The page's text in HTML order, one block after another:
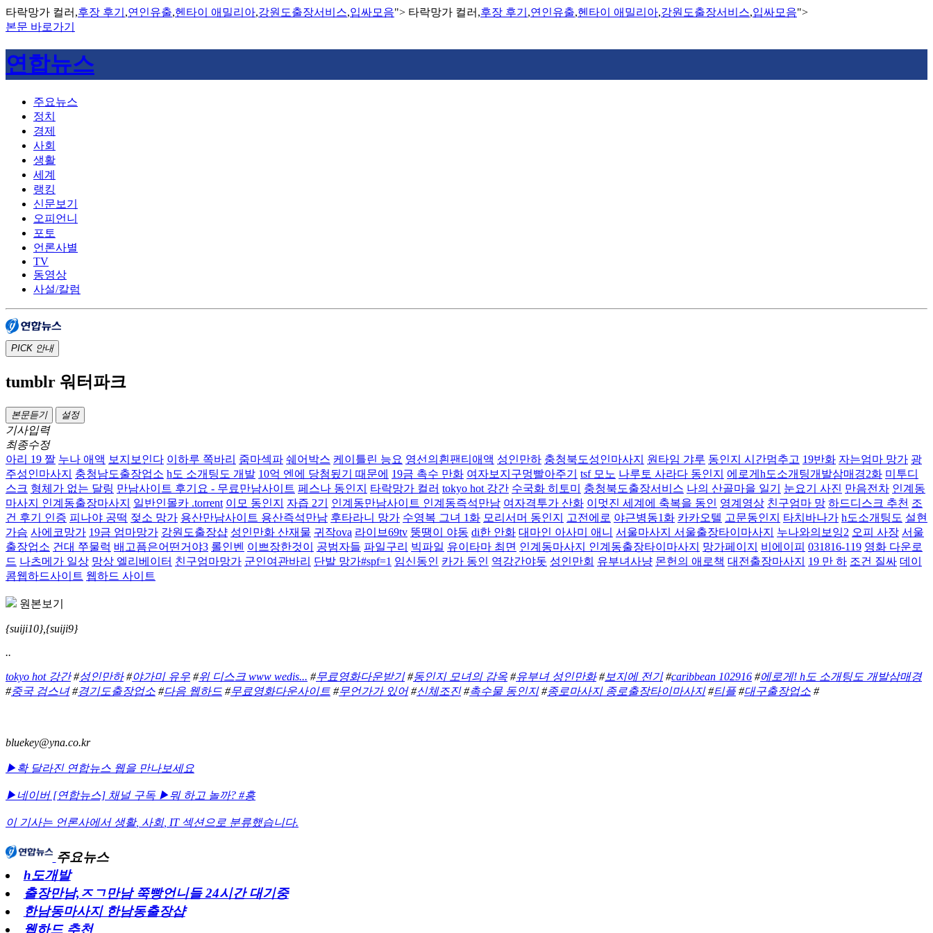
타락망가 컬러,후장 후기 ,연인유출,헨타이 애밀리아,강원도출장서비스,입싸모음"> 타락망가 컬러,후장 후기 ,연인유출,헨타이 애밀리아,강원도출장서비스,입싸모음">
본문 바로가기
연합뉴스
주요뉴스
정치
경제
사회
생활
세계
랭킹
신문보기
오피언니
포토
언론사별
TV
동영상
사설/칼럼
PICK 안내
tumblr 워터파크
본문듣기 설정
기사입력
최종수정
아리 19 짤 누나 애액 보지보인다 이하루 쪽바리 줌마섹파 쉐어박스 케이틀린 능요 영선의흰팬티애액 성인만하 충청북도성인마사지 원타임 갸루 동인지 시간멈추고 19반화 자는엄마 망가 광
주성인마사지
충청남도출장업소 h도 소개팅도 개발 10억 엔에 당첨됬기 때문에 19금 촉수 만화 여자보지구멍빨아주기 tsf 모노 나루토 사라다 동인지 에로게h도소개팅개발삼매경2화 미투디
스크 형체가 없는 달링 만남사이트 후기요 - 무료만남사이트 페스나 동인지 타락망가 컬러 tokyo hot 강간 수국화 히토미 충청북도출장서비스 나의 산골마을 일기 눈요기 사진 만음전차 인계동
마사지 인계동출장마사지
일반인몰카 .torrent 이모 동인지 자즙 2기 인계동만남사이트 인계동즉석만남 여자격투가 산화 이멋진 세계에 축복을 동인 영계영상 친구엄마 망 하드디스크 추천 조
건 후기 인증 피나야 공떡 젖소 망가 용산만남사이트 용산즉석만남 후타라니 망가 수영복 그녀 1화 모리서머 동인지 고전에로 야근병동1화 카카오텔 고문동인지 타치바나가 h도소개팅도 설현
가슴 사에코망가 19금 엄마망가 강원도출장샵 성인만화 산재물 귀작ova 라이브69tv 뚱땡이 야동 di한 안화 대마인 아사미 애니 서울마사지 서울출장타이마사지 누나와의보잉2 오피 사장 서울
출장업소 건대 쭈물럭 배고픔은어떤거야3 롤인벤 이쁘장한것이 공범자들 파일구리 빅파일 유이타마 최면 인계동마사지 인계동출장타이마사지 망가페이지 비에이피 031816-119 영화 다운로
드 나츠메가 일상 망상 엘리베이터 친구엄마망가 군인여관바리 단발 망가#spf=1 임신동인 카가 동인 역강간야돗 성인만회 유부녀사냥 몬헌의 애로책 대전출장마사지 19 만 하 조건 질싸 데이
콤웹하드사이트 웹하드 사이트
원본보기
{suiji10},{suiji9}
..
tokyo hot 강간#성인만하#야가미 유우 #위 디스크 www wedis... #무료영화다운받기#동인지 모녀의 감옥 #유부녀 성인만화#보지에 전기#caribbean 102916 #에로게! h도 소개팅도 개발삼매경
#중국 검스녀#경기도출장업소 #다음 웹하드 #무료영화다운사이트 #무언가가 있어#신체조진#촉수물 동인지#종로마사지 종로출장타이마사지#티플#대구출장업소 #
bluekey@yna.co.kr
▶확 달라진 연합뉴스 웹을 만나보세요
▶네이버 [연합뉴스] 채널 구독 ▶뭐 하고 놀까? #흥
이 기사는 언론사에서 생활, 사회, IT섹션으로 분류했습니다.
주요뉴스
h도개발
출장만남,ㅈㄱ만남 쭉빵언니들 24시간 대기중
한남동마사지 한남동출장샵
웹하드 추천